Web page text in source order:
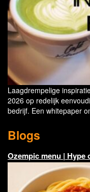
Laagdrempelige
2026 op redelijk
bedrijf. Een whitepaper
Blogs
Ozempic menu | Hype